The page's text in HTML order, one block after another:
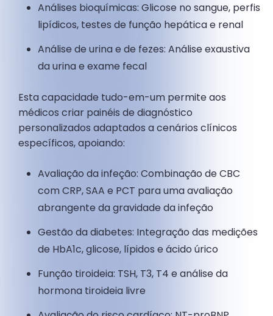
Análises bioquímicas: Glicose no sangue, perfis
lipídicos, testes de função hepática e renal
Análise de urina e de fezes: Análise exaustiva
da urina e exame fecal
Esta capacidade tudo-em-um permite aos
médicos criar painéis de diagnóstico
personalizados adaptados a cenários clínicos
específicos, apoiando:
Avaliação da infeção: Combinação de CBC
com CRP, SAA e PCT para uma avaliação
abrangente da gravidade da infeção
Gestão da diabetes: Integração das medições
de HbA1c, glicose, lípidos e ácido úrico
Função tiroideia: TSH, T3, T4 e análise da
hormona tiroideia livre